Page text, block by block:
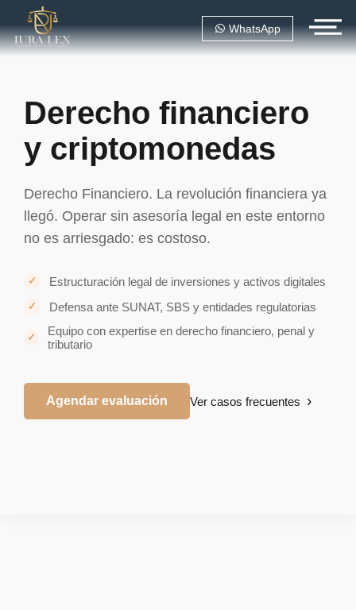
WhatsApp
Derecho financiero
y criptomonedas
Derecho Financiero. La revolución financiera ya
llegó. Operar sin asesoría legal en este entorno
no es arriesgado: es costoso.
Estructuración legal de inversiones y activos digitales
Defensa ante SUNAT, SBS y entidades regulatorias
Equipo con expertise en derecho financiero, penal y
tributario
Agendar evaluación Ver casos frecuentes